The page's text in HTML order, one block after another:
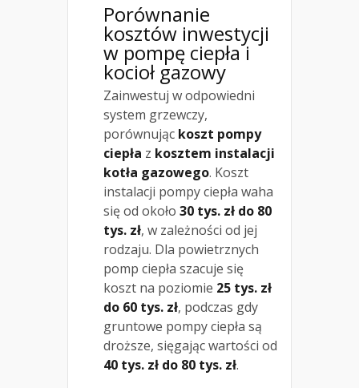
Porównanie
kosztów inwestycji
w pompę ciepła i
kocioł gazowy
Zainwestuj w odpowiedni
system grzewczy,
porównując koszt pompy
ciepła z kosztem instalacji
kotła gazowego. Koszt
instalacji pompy ciepła waha
się od około 30 tys. zł do 80
tys. zł, w zależności od jej
rodzaju. Dla powietrznych
pomp ciepła szacuje się
koszt na poziomie 25 tys. zł
do 60 tys. zł, podczas gdy
gruntowe pompy ciepła są
droższe, sięgając wartości od
40 tys. zł do 80 tys. zł.